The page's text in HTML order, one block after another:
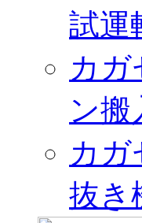
試運
カガ
ン搬
カガ
抜き